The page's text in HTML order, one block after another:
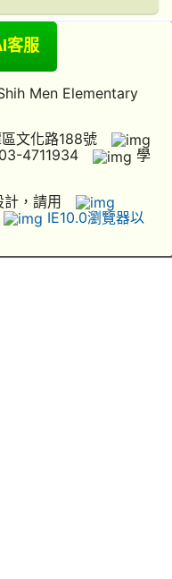
客服
Men Elementary
文化路188號
4711934
學
，請用
IE10.0瀏覽器以